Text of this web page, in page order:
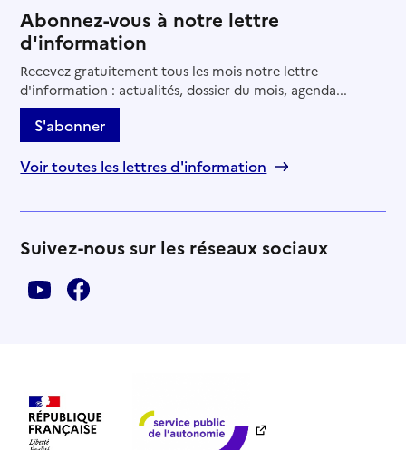
Abonnez-vous à notre lettre
d'information
Recevez gratuitement tous les mois notre lettre
d'information : actualités, dossier du mois, agenda...
S'abonner
Voir toutes les lettres d'information
Suivez-nous sur les réseaux sociaux